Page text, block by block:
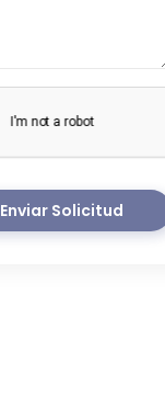
Enviar Solicitud